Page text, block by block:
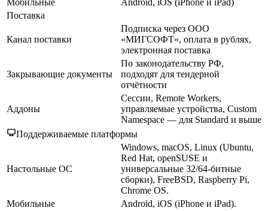
Мобильные
Android, iOS (iPhone и iPad)
Поставка
Канал поставки
Подписка через ООО
«МИГСОФТ», оплата в рублях,
электронная поставка
Закрывающие документы
По законодательству РФ,
подходят для тендерной
отчётности
Аддоны
Сессии, Remote Workers,
управляемые устройства, Custom
Namespace — для Standard и выше
Поддерживаемые платформы
Настольные ОС
Windows, macOS, Linux (Ubuntu,
Red Hat, openSUSE и
универсальные 32/64-битные
сборки), FreeBSD, Raspberry Pi,
Chrome OS.
Мобильные
Android, iOS (iPhone и iPad).